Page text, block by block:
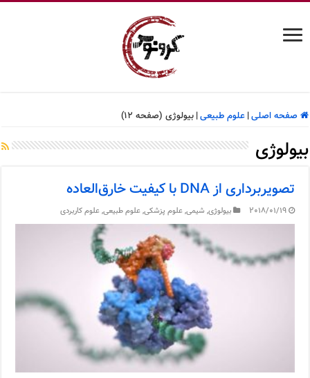
صفحه اصلی| علوم طبیعی| بیولوژی (صفحه 12)
بیولوژی
تصویربرداری از DNA با کیفیت خارق‌العاده
2018/01/19 بیولوژی, شیمی,علوم پزشکی,علوم طبیعی,علوم کاربردی